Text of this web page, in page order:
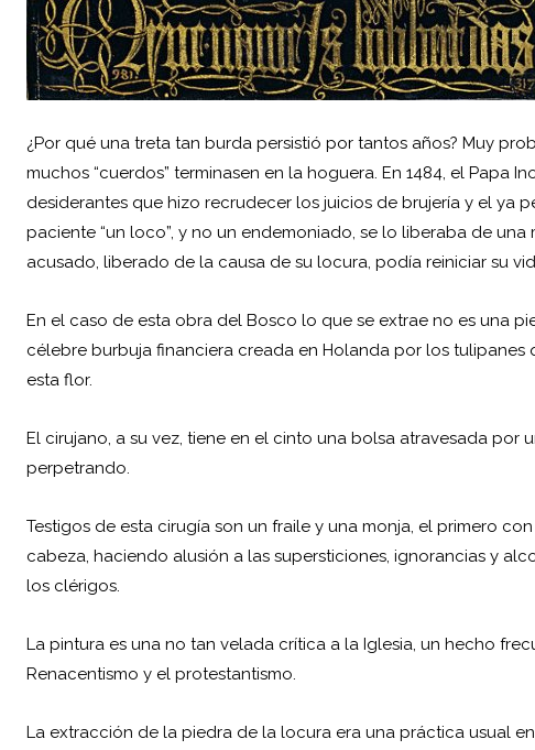
¿Por qué una treta tan burda persistió por tantos años? Muy
muchos “cuerdos” terminasen en la hoguera. En 1484, el Papa
desiderantes que hizo recrudecer los juicios de brujería y el ya
paciente “un loco”, y no un endemoniado, se lo liberaba de
acusado, liberado de la causa de su locura, podía reiniciar su
En el caso de esta obra del Bosco lo que se extrae no es una
célebre burbuja financiera creada en Holanda por los tulipanes
esta flor.
El cirujano, a su vez, tiene en el cinto una bolsa atravesada por
perpetrando.
Testigos de esta cirugía son un fraile y una monja, el primero
cabeza, haciendo alusión a las supersticiones, ignorancias y
los clérigos.
La pintura es una no tan velada crítica a la Iglesia, un hecho
Renacentismo y el protestantismo.
La extracción de la piedra de la locura era una práctica usual